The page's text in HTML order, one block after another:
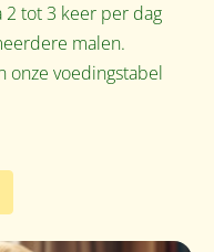
2 tot 3 keer per dag
malen.
onze voedingstabel